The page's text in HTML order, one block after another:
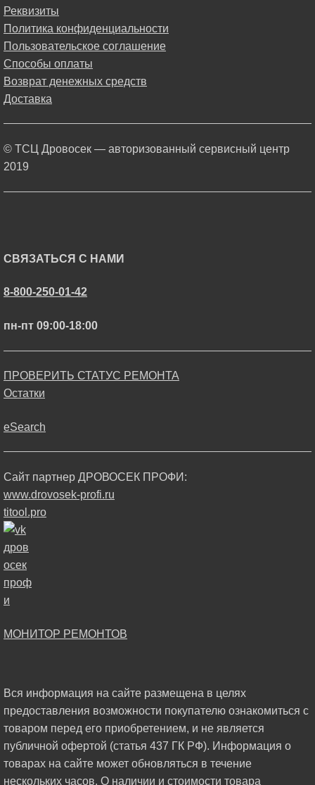
Реквизиты
Политика конфиденциальности
Пользовательское соглашение
Способы оплаты
Возврат денежных средств
Доставка
© ТСЦ Дровосек — авторизованный сервисный центр
2019
СВЯЗАТЬСЯ С НАМИ
8-800-250-01-42
пн-пт 09:00-18:00
ПРОВЕРИТЬ СТАТУС РЕМОНТА
Остатки
eSearch
Сайт партнер ДРОВОСЕК ПРОФИ:
www.drovosek-profi.ru
titool.pro
МОНИТОР РЕМОНТОВ
Вся информация на сайте размещена в целях
предоставления возможности покупателю ознакомиться с
товаром перед его приобретением, и не является
публичной офертой (статья 437 ГК РФ). Информация о
товарах на сайте может обновляться в течение
нескольких часов. О наличии и стоимости товара